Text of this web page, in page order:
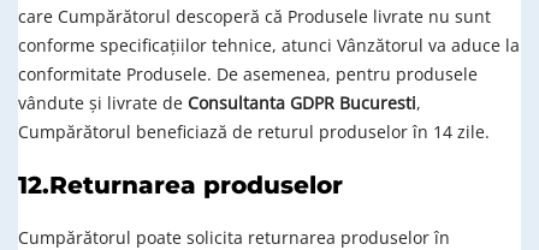
care Cumpărătorul descoperă că Produsele livrate nu sunt
conforme specificațiilor tehnice, atunci Vânzătorul va aduce la
conformitate Produsele. De asemenea, pentru produsele
vândute și livrate de Consultanta GDPR Bucuresti,
Cumpărătorul beneficiază de returul produselor în 14 zile.
12.Returnarea produselor
Cumpărătorul poate solicita returnarea produselor în